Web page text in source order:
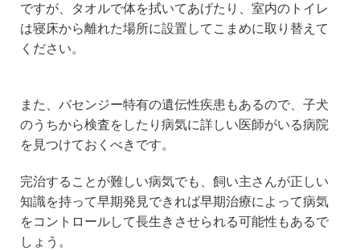
ですが、タオルで体を拭いてあげたり、室内のトイレ
は寝床から離れた場所に設置してこまめに取り替えて
ください。
また、バセンジー特有の遺伝性疾患もあるので、子犬
のうちから検査をしたり病気に詳しい医師がいる病院
を見つけておくべきです。
完治することが難しい病気でも、飼い主さんが正しい
知識を持って早期発見できれば早期治療によって病気
をコントロールして長生きさせられる可能性もあるで
しょう。